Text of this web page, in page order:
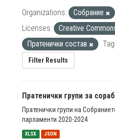
Organizations: Собрание
Licenses:
Creative
Пратенички состав
Filter Results
Пратенички групи за
Пратенички групи на
парламенти 2020-2024
XLSX JSON